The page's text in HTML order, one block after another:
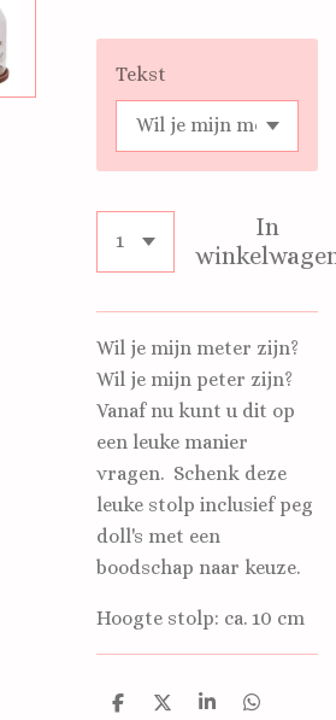
Tekst
In
Wil je mijn meter zijn?
Wil je mijn peter zijn?
Vanaf nu kunt u dit op
een leuke manier
vragen. Schenk deze
leuke stolp inclusief peg
doll's met een
boodschap naar keuze.
Hoogte stolp: ca. 10 cm
D D S D